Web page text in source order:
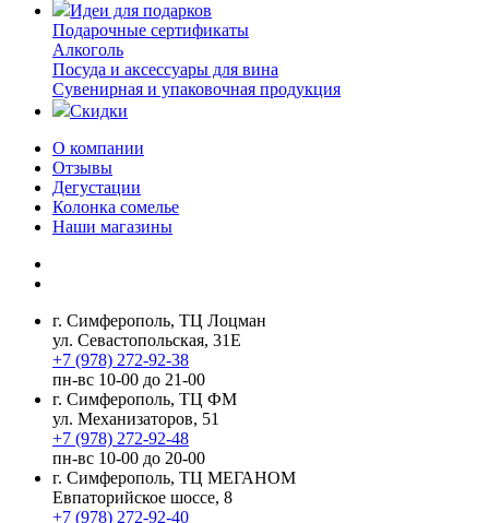
Идеи для подарков
Подарочные сертификаты
Алкоголь
Посуда и аксессуары для вина
Сувенирная и упаковочная продукция
Скидки
О компании
Отзывы
Дегустации
Колонка сомелье
Наши магазины
г. Симферополь, ТЦ Лоцман
ул. Севастопольская, 31Е
+7 (978) 272-92-38
пн-вс 10-00 до 21-00
г. Симферополь, ТЦ ФМ
ул. Механизаторов, 51
+7 (978) 272-92-48
пн-вс 10-00 до 20-00
г. Симферополь, ТЦ МЕГАНОМ
Евпаторийское шоссе, 8
+7 (978) 272-92-40